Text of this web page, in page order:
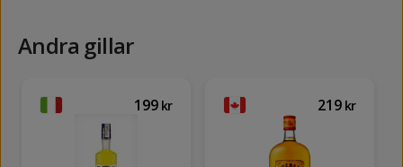
Andra gillar
199 kr 219 kr